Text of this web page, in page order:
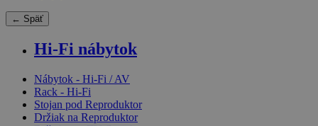
← Späť
Hi-Fi nábytok
Nábytok - Hi-Fi / AV
Rack - Hi-Fi
Stojan pod Reproduktor
Držiak na Reproduktor